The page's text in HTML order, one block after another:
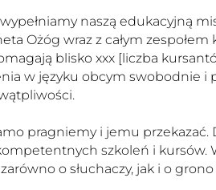
naszą edukacyjną
Ożóg wraz z całym
blisko xxx [liczba
w języku obcym swobodnie i
pragniemy i jemu
szkoleń i kursów.
o słuchaczy, jak i o grono